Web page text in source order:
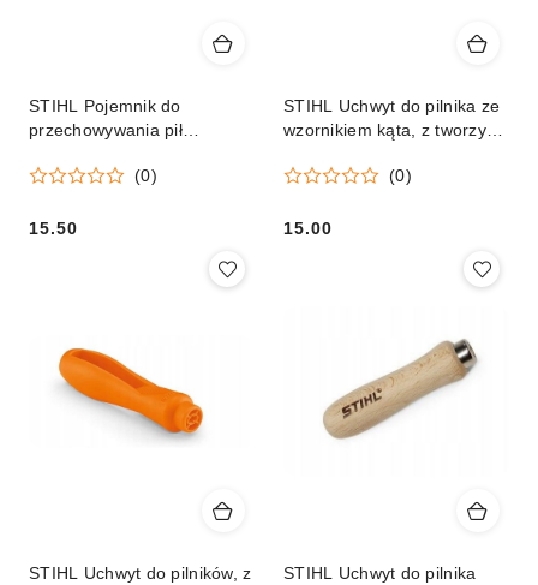
STIHL Pojemnik do
przechowywania pił
(0)
Cena:
15.50
STIHL Uchwyt do pilnika ze
wzornikiem kąta, z tworzywa
(0)
Cena:
15.00
STIHL Uchwyt do pilników, z
STIHL Uchwyt do pilnika